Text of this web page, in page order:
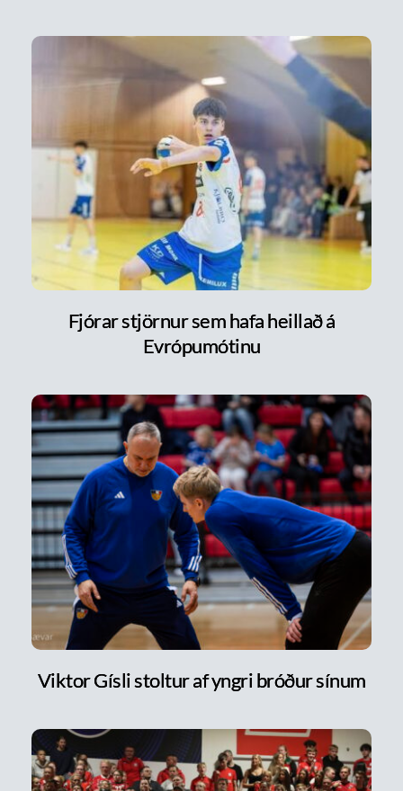
Fjórar stjörnur sem hafa heillað á
Evrópumótinu
Viktor Gísli stoltur af yngri bróður sínum